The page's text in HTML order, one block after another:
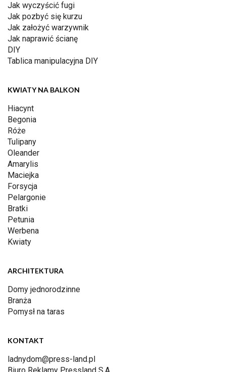
Jak wyczyścić fugi
Jak pozbyć się kurzu
Jak założyć warzywnik
Jak naprawić ścianę
DIY
Tablica manipulacyjna DIY
KWIATY NA BALKON
Hiacynt
Begonia
Róże
Tulipany
Oleander
Amarylis
Maciejka
Forsycja
Pelargonie
Bratki
Petunia
Werbena
Kwiaty
ARCHITEKTURA
Domy jednorodzinne
Branża
Pomysł na taras
KONTAKT
ladnydom@press-land.pl